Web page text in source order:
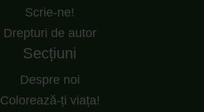
Scrie-ne!
Drepturi de autor
Secțiuni
Despre noi
Colorează-ți viața!